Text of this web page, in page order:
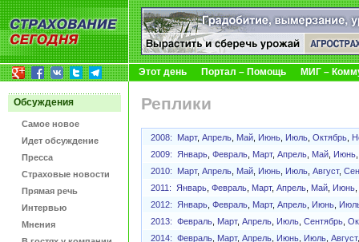
Этот день Портал – Помощь МИГ –
Обсуждения
Самое новое
Идет обсуждение
Пресса
Страховые новости
Прямая речь
Интервью
Мнения
Реплики
2008: Март, Апрель Май Июнь Июль Октябрь
2009:
Январь Февраль Март, Апрель Май Июнь
2010:
Март, Апрель Май Июнь Июль Август,
2011:
Январь Февраль Март, Апрель Май Июнь
2012:
Январь Февраль Март, Апрель Июнь
2013: Февраль Март, Апрель Июль Сентябрь
2014: Февраль Март, Апрель Июнь Июль Август